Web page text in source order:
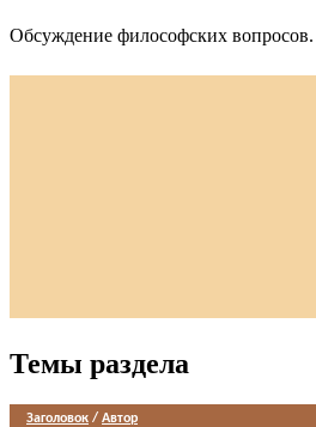
Обсуждение философских вопросов.
Темы раздела
Заголовок / Автор